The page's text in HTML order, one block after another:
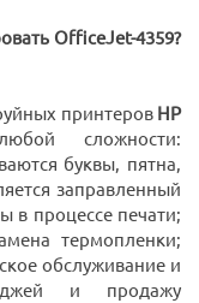
OfficeJet-4359?
принтеров HP
сложности:
буквы, пятна,
заправленный
в процессе печати;
термопленки;
обслуживание и
и продажу